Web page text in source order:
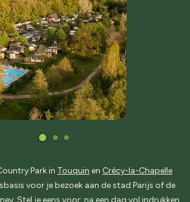
Park in Touquin en Crécy-la-Chapelle
voor je bezoek aan de stad Parijs of de